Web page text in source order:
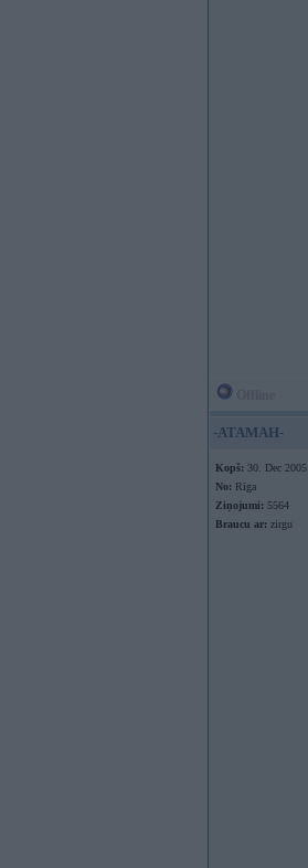
-ATAMAH-
Kopš: 30. Dec 2005
No: Rīga
Ziņojumi: 5564
Braucu ar: zirgu